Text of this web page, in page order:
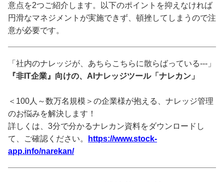
意点を2つご紹介します。以下のポイントを抑えなければ
円滑なマネジメントが実施できず、頓挫してしまうので注
意が必要です。
「社内のナレッジが、あちらこちらに散らばっている---」
『非IT企業』向けの、AIナレッジツール「ナレカン」
＜100人～数万名規模＞の企業様が抱える、ナレッジ管理
のお悩みを解決します！
詳しくは、3分で分かるナレカン資料をダウンロードし
て、ご確認ください。
https://www.stock-
app.info/narekan/